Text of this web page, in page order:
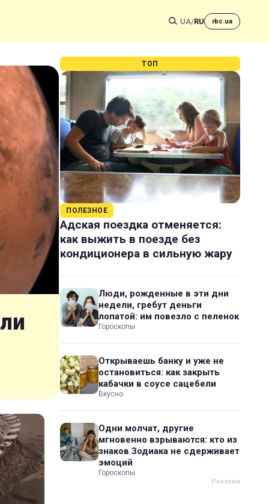
UA/RU rbc.ua
ТОП
ПОЛЕЗНОЕ
Адская поездка отменяется:
как выжить в поезде без
кондиционера в сильную жару
Люди, рожденные в эти дни
недели, гребут деньги
лопатой: им повезло с пеленок
Гороскопы
Открываешь банку и уже не
остановиться: как закрыть
кабачки в соусе сацебели
Вкусно
Одни молчат, другие
мгновенно взрываются: кто из
знаков Зодиака не сдерживает
эмоций
Гороскопы